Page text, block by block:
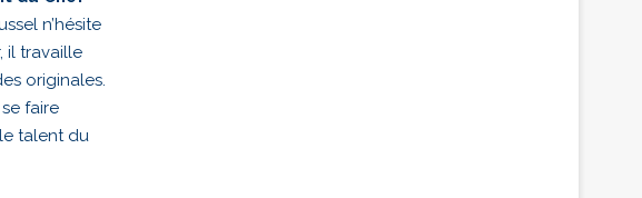
n’hésite
il travaille
originales.
faire
talent du